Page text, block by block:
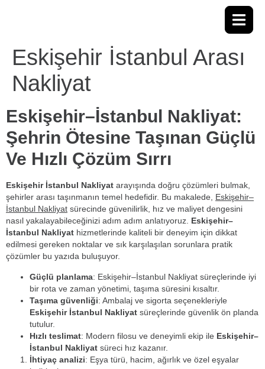
Eskişehir İstanbul Arası
Nakliyat
Eskişehir–İstanbul Nakliyat:
Şehrin Ötesine Taşınan Güçlü
Ve Hızlı Çözüm Sırrı
Eskişehir İstanbul Nakliyat arayışında doğru çözümleri bulmak,
şehirler arası taşınmanın temel hedefidir. Bu makalede, Eskişehir–
İstanbul Nakliyat sürecinde güvenilirlik, hız ve maliyet dengesini
nasıl yakalayabileceğinizi adım adım anlatıyoruz. Eskişehir–
İstanbul Nakliyat hizmetlerinde kaliteli bir deneyim için dikkat
edilmesi gereken noktalar ve sık karşılaşılan sorunlara pratik
çözümler bu yazıda buluşuyor.
Güçlü planlama: Eskişehir–İstanbul Nakliyat süreçlerinde iyi
bir rota ve zaman yönetimi, taşıma süresini kısaltır.
Taşıma güvenliği: Ambalaj ve sigorta seçenekleriyle
Eskişehir İstanbul Nakliyat süreçlerinde güvenlik ön planda
tutulur.
Hızlı teslimat: Modern filosu ve deneyimli ekip ile Eskişehir–
İstanbul Nakliyat süreci hız kazanır.
İhtiyaç analizi: Eşya türü, hacim, ağırlık ve özel eşyalar